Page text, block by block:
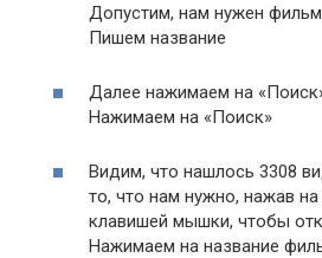
Допустим, нам нужен
Пишем название
Далее нажимаем на «Поиск
Нажимаем на «Поиск»
Видим, что нашлось 3308
то, что нам нужно, нажав
клавишей мышки, чтобы
Нажимаем на название